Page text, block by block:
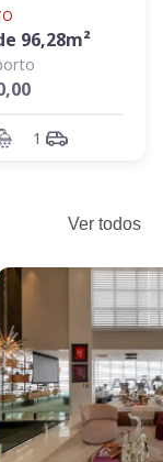
96,28m²
1
Ver todos